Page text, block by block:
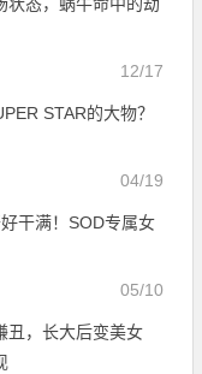
12/17
STAR的大物？
04/19
干满！SOD专属女
05/10
丑，长大后变美女